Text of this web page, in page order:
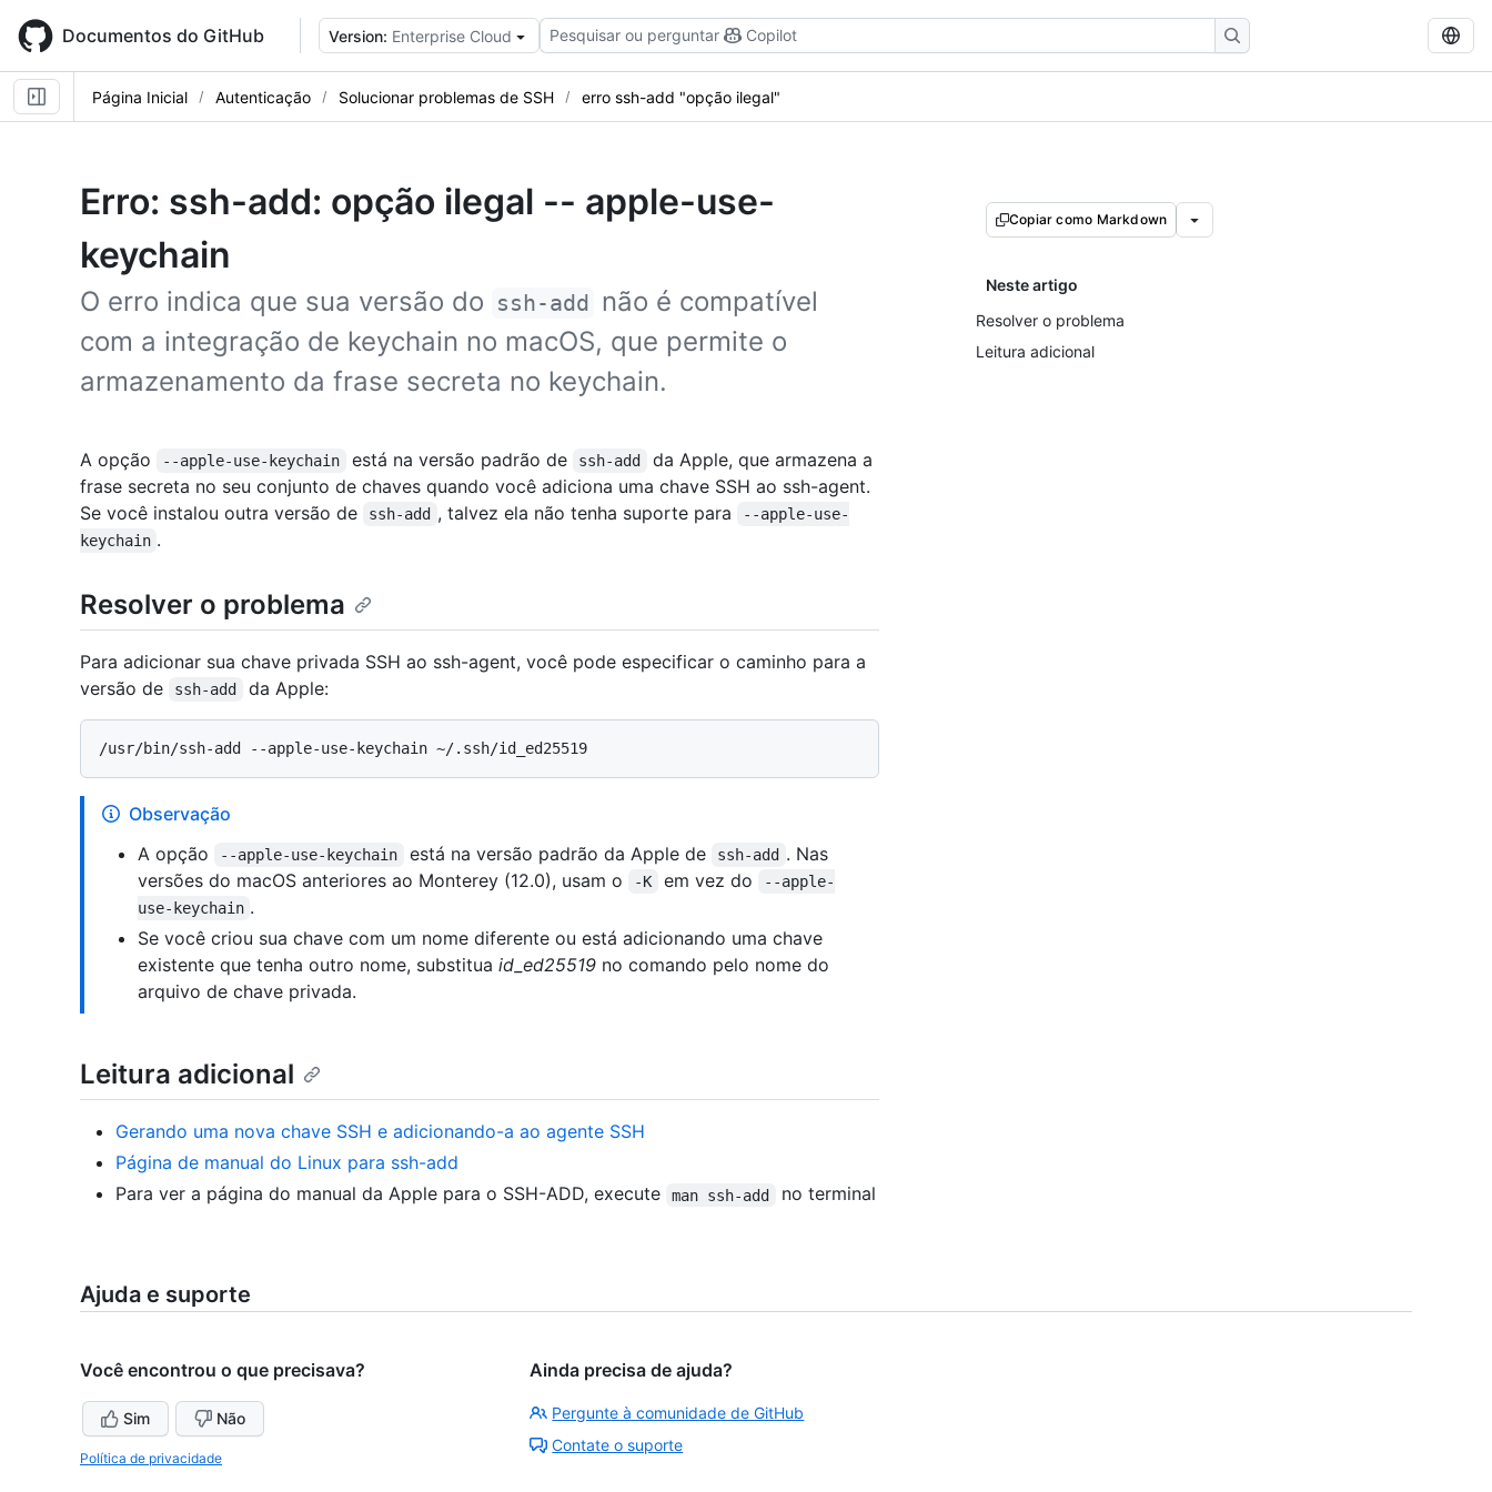
main
content
Documentos do GitHub Version: Enterprise Cloud Pesquisar ou perguntar Copilot
Página Inicial Autenticação Solucionar problemas de SSH erro ssh-add "opção ilegal"
Erro: ssh-add: opção ilegal -- apple-use-
keychain
O erro indica que sua versão do ssh-add não é compatível
com a integração de keychain no macOS, que permite o
armazenamento da frase secreta no keychain.
Copiar como Markdown
Neste artigo
Resolver o problema
Leitura adicional
A opção --apple-use-keychain está na versão padrão de ssh-add
da Apple, que armazena a
frase secreta no seu conjunto de chaves quando você adiciona uma chave SSH ao ssh-agent.
Se você instalou outra versão de
ssh-add , talvez ela não tenha suporte para
--apple-use-
keychain .
Resolver o problema
Para adicionar sua chave privada SSH ao ssh-agent, você pode especificar o caminho para a
versão de
ssh-add da Apple:
Observação
A opção
--apple-use-keychain está na versão padrão da Apple de ssh-add . Nas
versões do macOS anteriores ao Monterey (12.0), usam o
-K em vez do
--apple-
use-keychain .
Se você criou sua chave com um nome diferente ou está adicionando uma chave
existente que tenha outro nome, substitua id_ed25519 no comando pelo nome do
arquivo de chave privada.
Leitura adicional
Gerando uma nova chave SSH e adicionando-a ao agente SSH
Página de manual do Linux para ssh-add
Para ver a página do manual da Apple para o SSH-ADD, execute
man ssh-add no terminal
Ajuda e suporte
Você encontrou o que precisava?
Sim Não
Política de privacidade
Ainda precisa de ajuda?
Pergunte à comunidade de GitHub
Contate o suporte